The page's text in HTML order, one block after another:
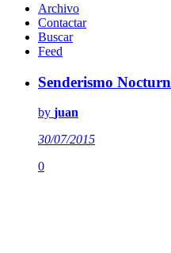
Archivo
Contactar
Buscar
Feed
Senderismo
by juan
30/07/2015
0